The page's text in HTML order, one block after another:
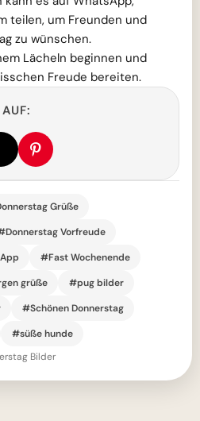
teilen, um Freunden und
zu wünschen.
Lächeln beginnen und
Freude bereiten.
Grüße
Vorfreude
#Fast Wochenende
grüße
#pug bilder
#Schönen Donnerstag
#süße hunde
Bilder